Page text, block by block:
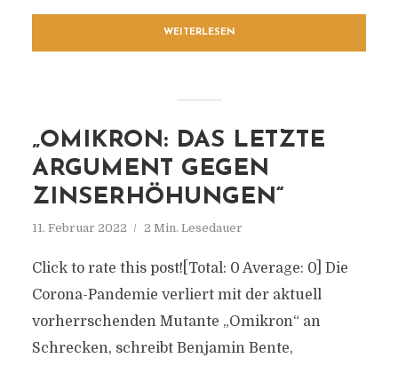
WEITERLESEN
„OMIKRON: DAS LETZTE
ARGUMENT GEGEN
ZINSERHÖHUNGEN“
11. Februar 2022 2 Min. Lesedauer
Click to rate this post![Total: 0 Average: 0] Die
Corona-Pandemie verliert mit der aktuell
vorherrschenden Mutante „Omikron“ an
Schrecken, schreibt Benjamin Bente,